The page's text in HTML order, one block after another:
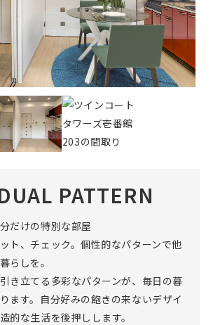
PATTERN
だけの特別な部屋
ト、チェック。個性的なパターンで他
らしを。
き立てる多彩なパターンが、毎日の暮
ます。自分好みの飽きの来ないデザイ
的な生活を後押しします。